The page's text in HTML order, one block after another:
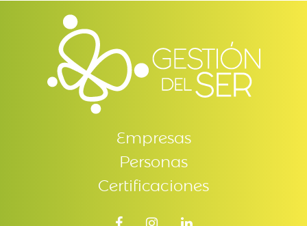
Empresas
Personas
Certificaciones